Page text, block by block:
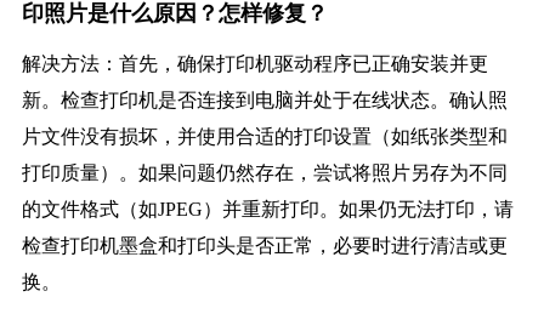
印照片是什么原因？怎样修复？
解决方法：首先，确保打印机驱动程序已正确安装并更
新。检查打印机是否连接到电脑并处于在线状态。确认照
片文件没有损坏，并使用合适的打印设置（如纸张类型和
打印质量）。如果问题仍然存在，尝试将照片另存为不同
的文件格式（如JPEG）并重新打印。如果仍无法打印，请
检查打印机墨盒和打印头是否正常，必要时进行清洁或更
换。